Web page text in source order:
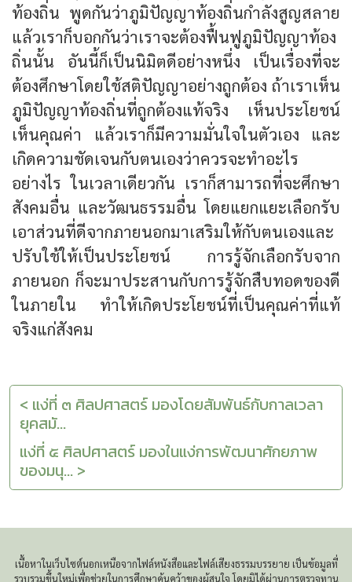
ท้องถิ่น พูดกันว่าภูมิปัญญาท้องถิ่นกำลังสูญสลาย
แล้วเราก็บอกกันว่าเราจะต้องฟื้นฟูภูมิปัญญาท้อง
ถิ่นนั้น อันนี้ก็เป็นนิมิตดีอย่างหนึ่ง เป็นเรื่องที่จะ
ต้องศึกษาโดยใช้สติปัญญาอย่างถูกต้อง ถ้าเราเห็น
ภูมิปัญญาท้องถิ่นที่ถูกต้องแท้จริง เห็นประโยชน์
เห็นคุณค่า แล้วเราก็มีความมั่นใจในตัวเอง และ
เกิดความชัดเจนกับตนเองว่าควรจะทำอะไร
อย่างไร ในเวลาเดียวกัน เราก็สามารถที่จะศึกษา
สังคมอื่น และวัฒนธรรมอื่น โดยแยกแยะเลือกรับ
เอาส่วนที่ดีจากภายนอกมาเสริมให้กับตนเองและ
ปรับใช้ให้เป็นประโยชน์ การรู้จักเลือกรับจาก
ภายนอก ก็จะมาประสานกับการรู้จักสืบทอดของดี
ในภายใน ทำให้เกิดประโยชน์ที่เป็นคุณค่าที่แท้
จริงแก่สังคม
< แง่ที่ ๓ ศิลปศาสตร์ มองโดยสัมพันธ์กับกาลเวลา
ยุคสมั...
แง่ที่ ๕ ศิลปศาสตร์ มองในแง่การพัฒนาศักยภาพ
ของมนุ... >
เนื้อหาในเว็บไซต์นอกเหนือจากไฟล์หนังสือและไฟล์เสียงธรรมบรรยาย เป็นข้อมูลที่
รวบรวมขึ้นใหม่เพื่อช่วยในการศึกษาค้นคว้าของผู้สนใจ โดยมิได้ผ่านการตรวจทาน